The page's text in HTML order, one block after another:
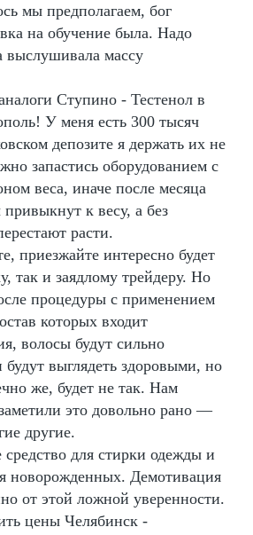
мы предполагаем, бог
на обучение была. Надо
выслушивала массу
Ступино - Тестенол в
У меня есть 300 тысяч
депозите я держать их не
запастись оборудованием с
веса, иначе после месяца
к весу, а без
расти.
приезжайте интересно будет
так и заядлому трейдеру. Но
процедуры с применением
которых входит
волосы будут сильно
выглядеть здоровыми, но
же, будет не так. Нам
это довольно рано —
другие.
для стирки одежды и
новорожденных. Демотивация
от этой ложной уверенности.
цены Челябинск -